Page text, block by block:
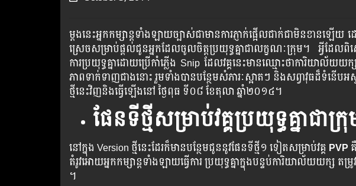
ម្តង​នេះ​អ្នក​កម្សាន្ត​ទាំង​ឡាយ​ច្បាស់​ជា​មាន​ការ​ភ្ញាក់​ផ្អើល​ជាក់​ជា​មិន​ខាន​ឡើ
ស្រេច​សម្រាប់​ផ្តល់​ជូន​អ្នក​ដែល​ចូល​ចិត្ត​ប្រយុទ្ធ​គ្នា​ជា​លក្ខណៈ​ក្រុម​។ ​អ្វី​ដែ
ការ​ប្រយុទ្ធ​គ្នា​ដោយ​ប្រើ​កាំ​ភ្លើង ​Snip​ ​ដែល​វគ្គ​នេះ​មាន​ឈ្មោះ​ថា​ការិយាល័យ​យ
ភាព​​​​​​​​​ទាក់​​​​​ទាញ​​​​​​ជាង​​​នោះ​​​ ​រួម​​​ទាំង​​​​​បាន​​​​​​បន្ថែម​​សំភារៈ​​​ស្អាត​​​ៗ ​​និង​​​​សព្វាវុធ​​​ដ៏​​​ទំនើប​​​​​​អស្
ថ្មី​​នេះ​​​​វិញ​​​​និង​​​​ធ្វើ​​​​ឡើង​​​នៅ​​ ថ្ងៃ​​ពុធ ​​ទី០៨ ខែតុលា ​ឆ្នាំ២០១៤​។
ផែនទីថ្មីសម្រាប់វគ្គ​​ប្រយុទ្ធគ្នាជាក្
នៅក្នុង Version ថ្មី​នេះ​ដែរ​ក៏​មាន​បន្ថែម​ជូន​នូវ​ផែន​ទីថ្មី​១ ទៀត​សម្រាប់​វគ្គ​ PVP គឺ
តំរូវ​​អោយ​​អ្នក​​​កម្សាន្ត​​​ទាំង​​ឡាយ​​​ធ្វើ​ការ​​ ប្រយុទ្ធ​​​គ្នា​​​​​ក្នុង​បន្ទប់​ការិយាល័យ​យក្ស​ ​ត
។